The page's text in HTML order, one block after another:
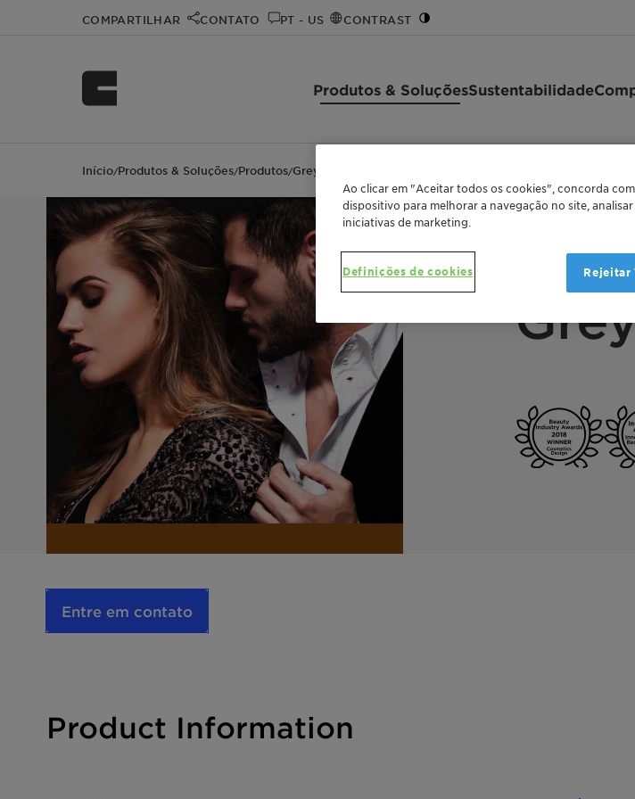
COMPARTILHAR CONTATO PT - US CONTRAST
Produtos & SoluçõesSustentabilidade
Início/Produtos & Soluções/Produtos/Greyverse™
ZERO SHADES OF
Entre em contato
Product Information
Ao clicar em "Aceitar todos os cookies", concorda
dispositivo para melhorar a navegação no site,
iniciativas de marketing.
Definições de cookies Rejeitar